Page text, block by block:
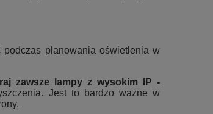
planowania oświetlenia w
zawsze lampy z wysokim IP -
Jest to bardzo ważne w